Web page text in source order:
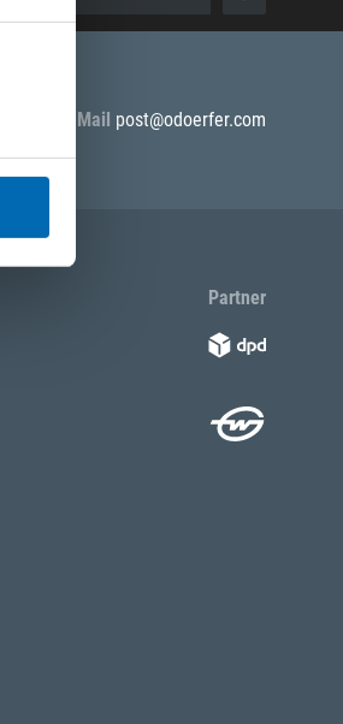
E-Mail post@odoerfer.com
Partner